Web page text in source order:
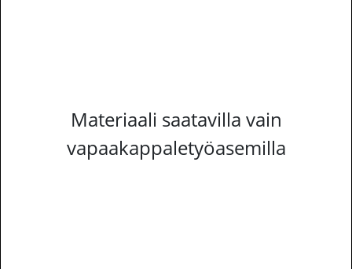
Materiaali saatavilla vain
vapaakappaletyöasemilla